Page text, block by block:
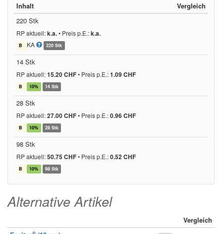
Inhalt
Vergleich
220 Stk
RP aktuell:k.a.• Preis p.E.:k.a.
B KA 220 Stk
14 Stk
RP aktuell:15.20 CHF• Preis p.E.:1.09 CHF
B 10% 14 Stk
28 Stk
RP aktuell:27.00 CHF• Preis p.E.:0.96 CHF
B 10% 28 Stk
98 Stk
RP aktuell:50.75 CHF• Preis p.E.:0.52 CHF
B 10% 98 Stk
Alternative Artikel
Vergleich